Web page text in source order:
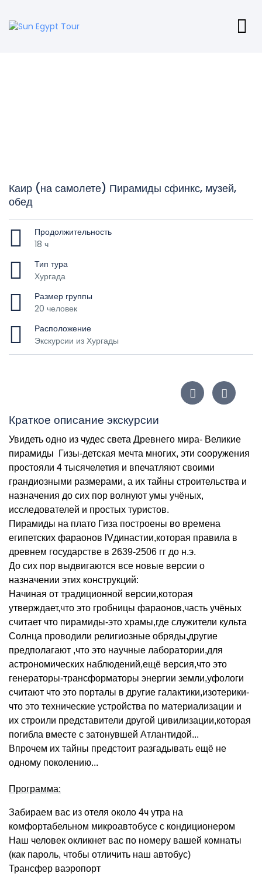
Каир (на самолете) Пирамиды сфинкс, музей,
обед
Продолжительность
18 ч
Тип тура
Хургада
Размер группы
20 человек
Расположение
Экскурсии из Хургады
Краткое описание экскурсии
Увидеть одно из чудес света Древнего мира- Великие
пирамиды Гизы-детская мечта многих, эти сооружения
простояли 4 тысячелетия и впечатляют своими
грандиозными размерами, а их тайны строительства и
назначения до сих пор волнуют умы учёных,
исследователей и простых туристов.
Пирамиды на плато Гиза построены во времена
египетских фараонов lVдинастии,которая правила в
древнем государстве в 2639-2506 гг до н.э.
До сих пор выдвигаются все новые версии о
назначении этих конструкций:
Начиная от традиционной версии,которая
утверждает,что это гробницы фараонов,часть учёных
считает что пирамиды-это храмы,где служители культа
Солнца проводили религиозные обряды,другие
предполагают ,что это научные лаборатории,для
астрономических наблюдений,ещё версия,что это
генераторы-трансформаторы энергии земли,уфологи
считают что это порталы в другие галактики,изотерики-
что это технические устройства по материализации и
их строили представители другой цивилизации,которая
погибла вместе с затонувшей Атлантидой...
Впрочем их тайны предстоит разгадывать ещё не
одному поколению...
Программа:
Забираем вас из отеля около 4ч утра на
комфортабельном микроавтобусе с кондиционером
Наш человек окликнет вас по номеру вашей комнаты
(как пароль, чтобы отличить наш автобус)
Трансфер ваэропорт